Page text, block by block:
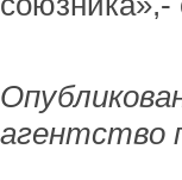
агентство